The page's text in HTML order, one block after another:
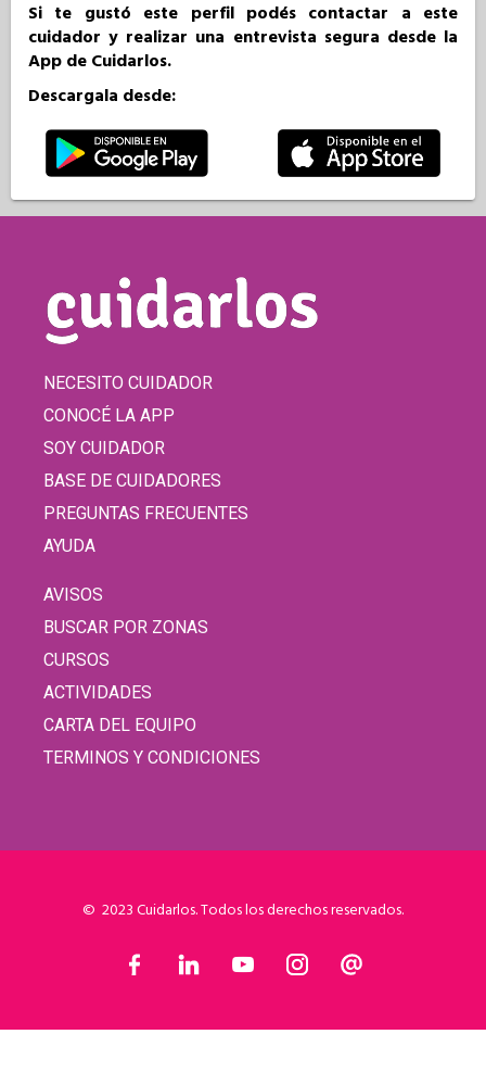
Si te gustó este perfil podés contactar a este
cuidador y realizar una entrevista segura desde la
App de Cuidarlos.
Descargala desde:
NECESITO CUIDADOR
CONOCÉ LA APP
SOY CUIDADOR
BASE DE CUIDADORES
PREGUNTAS FRECUENTES
AYUDA
AVISOS
BUSCAR POR ZONAS
CURSOS
ACTIVIDADES
CARTA DEL EQUIPO
TERMINOS Y CONDICIONES
© 2023 Cuidarlos. Todos los derechos reservados.